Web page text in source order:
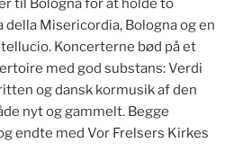
til Bologna for at holde to
della Misericordia, Bologna og en
Koncerterne bød på et
med god substans: Verdi
og dansk kormusik af den
nyt og gammelt. Begge
endte med Vor Frelsers Kirkes